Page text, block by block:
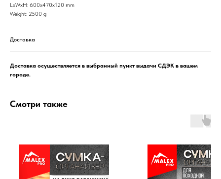
LxWxH: 600x470x120 mm
Weight: 2500 g
Доставка
Доставка осуществляется в выбранный пункт выдачи СДЭК в вашем
городе.
Смотри также